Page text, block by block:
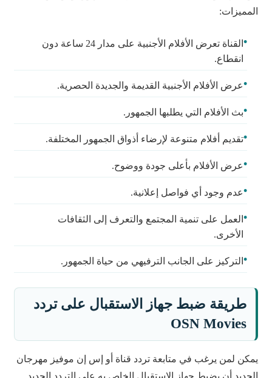
المميزات:
القناة تعرض الأفلام الأجنبية على مدار 24 ساعة دون
انقطاع.
عرض الأفلام الأجنبية القديمة والجديدة الحصرية.
بث الأفلام التي يطلبها الجمهور.
تقديم أفلام متنوعة لإرضاء أذواق الجمهور المختلفة.
عرض الأفلام بأعلى جودة ووضوح.
عدم وجود أي فواصل إعلانية.
العمل على تنمية المجتمع والتعرف إلى الثقافات
الأخرى.
التركيز على الجانب الترفيهي من حياة الجمهور.
طريقة ضبط جهاز الاستقبال على تردد
OSN Movies
يمكن لمن يرغب في متابعة تردد قناة أو إس إن موفيز مهرجان
الجديد أن يضبط جهاز الاستقبال الخاص به على التردد الجديد